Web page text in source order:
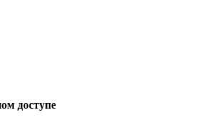
доступе